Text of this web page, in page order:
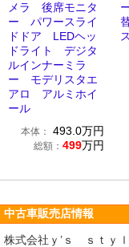
メラ 後席モニタ
ー パワースライ
ドドア LEDヘッ
ドライト デジタ
ルインナーミラ
ー モデリスタエ
アロ アルミホイ
ール
本体： 493.0万円
総額： 499万円
中古車販売店情報
株式会社ｙ’ｓ ｓｔｙｌ